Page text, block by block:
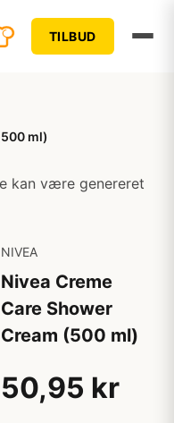
TILBUD
ml)
kan være genereret
NIVEA
Nivea Creme
Care Shower
Cream (500 ml)
50,95 kr